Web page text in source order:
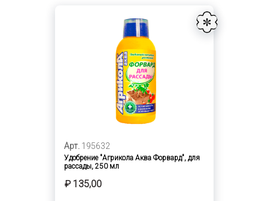
Арт. 195632
Удобрение "Агрикола Аква Форвард", для
рассады, 250 мл
₽ 135,00